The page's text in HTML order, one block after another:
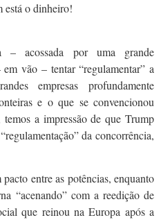
está o dinheiro!
– acossada por uma grande
vão – tentar “regulamentar” a
empresas profundamente
e o que se convencionou
a impressão de que Trump
da concorrência,
entre as potências, enquanto
“acenando” com a reedição de
que reinou na Europa após a